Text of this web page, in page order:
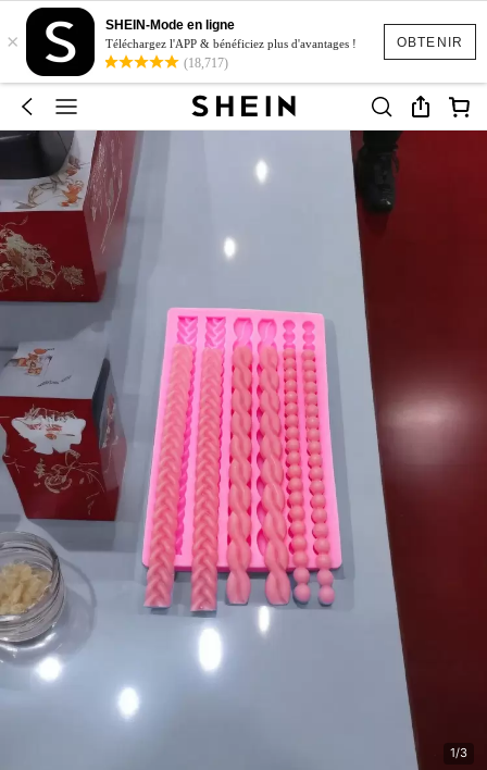
OBTENIR
×
SHEIN-Mode en ligne
Téléchargez l'APP & bénéficiez plus d'avantages !
(18,717)
1/3